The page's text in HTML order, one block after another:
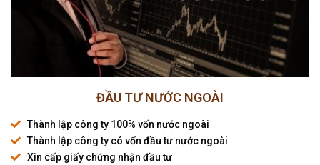
ĐẦU TƯ NƯỚC NGOÀI
Thành lập công ty 100% vốn nước ngoài
Thành lập công ty có vốn đầu tư nước ngoài
Xin cấp giấy chứng nhận đầu tư